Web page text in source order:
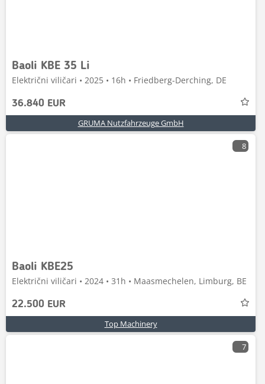
Baoli KBE 35 Li
Električni viličari • 2025 • 16h • Friedberg-Derching, DE
36.840 EUR
GRUMA Nutzfahrzeuge GmbH
8
Baoli KBE25
Električni viličari • 2024 • 31h • Maasmechelen, Limburg, BE
22.500 EUR
Top Machinery
7